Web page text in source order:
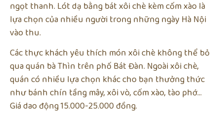
ngọt thanh. Lót dạ bằng bát xôi chè kèm cốm xào là
lựa chọn của nhiều người trong những ngày Hà Nội
vào thu.
Các thực khách yêu thích món xôi chè không thể bỏ
qua quán bà Thìn trên phố Bát Đàn. Ngoài xôi chè,
quán có nhiều lựa chọn khác cho bạn thưởng thức
như bánh chín tầng mây, xôi vò, cốm xào, tào phớ…
Giá dao động 15.000-25.000 đồng.